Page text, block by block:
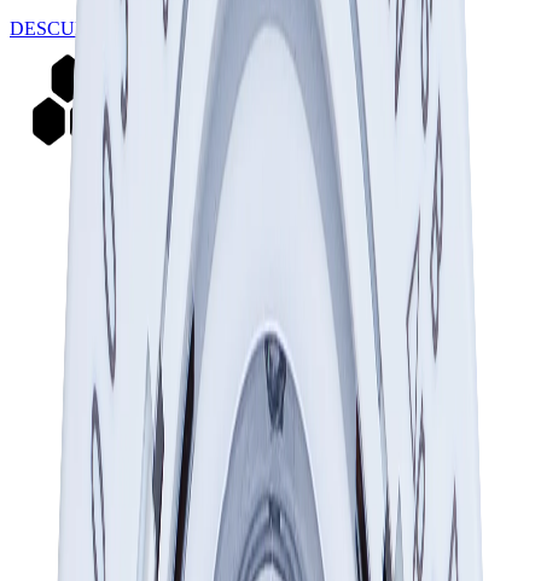
DESCUBRE MÁS